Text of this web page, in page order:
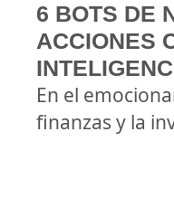
6 BOTS DE
ACCIONES
En el
finanzas y la